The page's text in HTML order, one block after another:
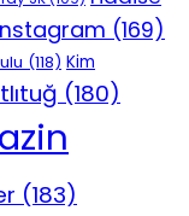
(169)
(118) Kim
(180)
(183)